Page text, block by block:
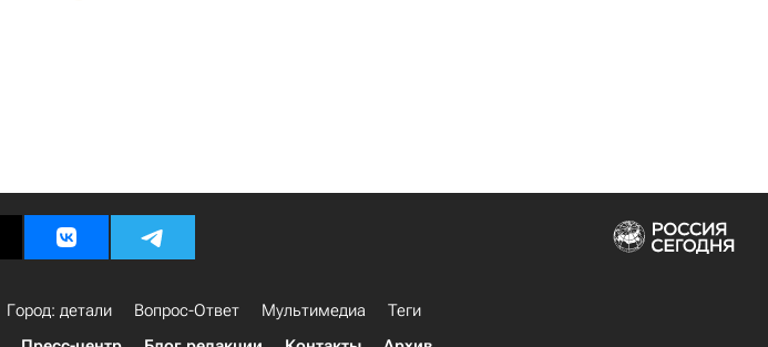
Город: детали Вопрос-Ответ Мультимедиа
Теги